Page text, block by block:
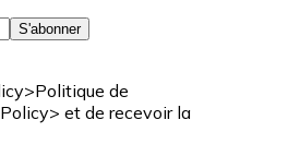
S'abonner
de
et de recevoir la